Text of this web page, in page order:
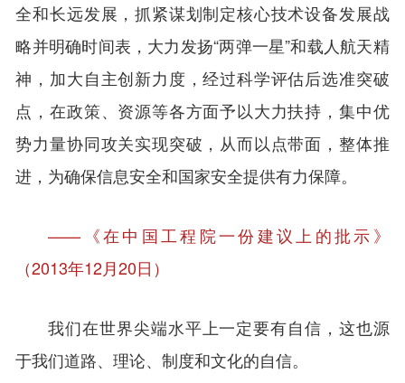
全和长远发展，抓紧谋划制定核心技术设备发展战
略并明确时间表，大力发扬“两弹一星”和载人航天精
神，加大自主创新力度，经过科学评估后选准突破
点，在政策、资源等各方面予以大力扶持，集中优
势力量协同攻关实现突破，从而以点带面，整体推
进，为确保信息安全和国家安全提供有力保障。
——《在中国工程院一份建议上的批示》
（2013年12月20日）
我们在世界尖端水平上一定要有自信，这也源
于我们道路、理论、制度和文化的自信。